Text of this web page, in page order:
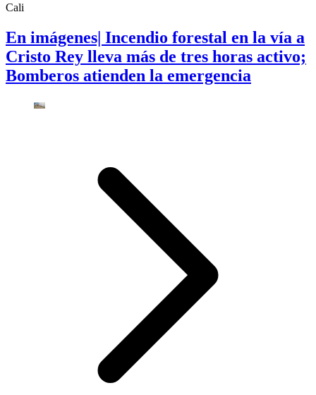
Cali
En imágenes| Incendio forestal en la vía a
Cristo Rey lleva más de tres horas activo;
Bomberos atienden la emergencia